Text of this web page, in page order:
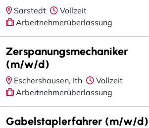
Sarstedt
Vollzeit
Arbeitnehmerüberlassung
Zerspanungsmechaniker
(m/w/d)
Eschershausen, Ith
Vollzeit
Arbeitnehmerüberlassung
Gabelstaplerfahrer (m/w/d)